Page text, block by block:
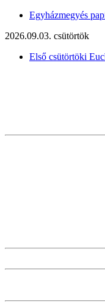
Egyházmegyés
2026.09.03. csütörtök
Első csütörtöki